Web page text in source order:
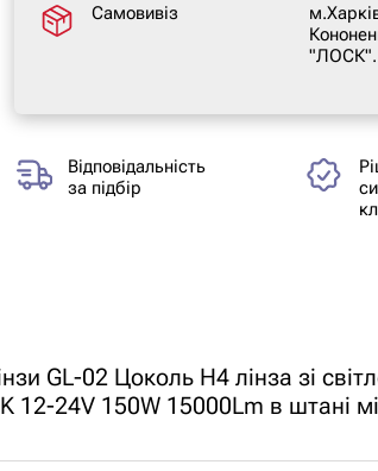
Самовивіз
"ЛОСК".
Відповідальність
за підбір
GL-02 Цоколь H4 лінза зі
12-24V 150W 15000Lm в штані